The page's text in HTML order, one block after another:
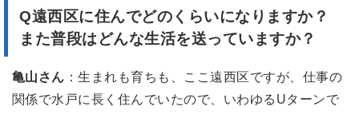
Q遠西区に住んでどのくらいになりますか？
また普段はどんな生活を送っていますか？
亀山さん ：生まれも育ちも、ここ遠西区ですが、仕事の
関係で水戸に長く住んでいたので、いわゆるUターンで